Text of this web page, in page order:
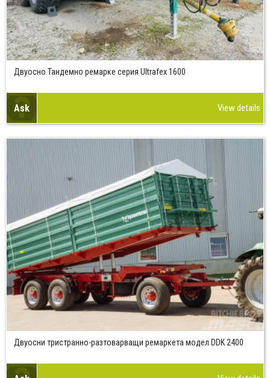
Двуосно Тандемно ремарке серия Ultrafex 1600
Ask View details
Двуосни тристранно-разтоварващи ремаркета модел DDK 2400